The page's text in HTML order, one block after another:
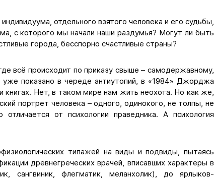
отдельного взятого человека и его судьбы,
с которого мы начали наши раздумья? Могут ли быть
города, бесспорно счастливые страны?
всё происходит по приказу свыше – самодержавному,
показано в череде антиутопий, в «1984» Джорджа
книгах. Нет, в таком мире нам жить неохота. Но как же,
портрет человека – одного, одинокого, не толпы, не
от психологии праведника. А психология
типажей на виды и подвиды, пытаясь
древнегреческих врачей, вписавших характеры в
сангвиник, флегматик, меланхолик), до ярлыков-